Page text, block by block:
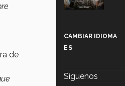
de
CAMBIAR IDIOMA
ES
Síguenos